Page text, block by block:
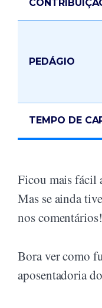
PEDÁGIO
TEMPO DE
Ficou mais fácil
Mas se ainda
nos
Bora ver como
aposentadoria